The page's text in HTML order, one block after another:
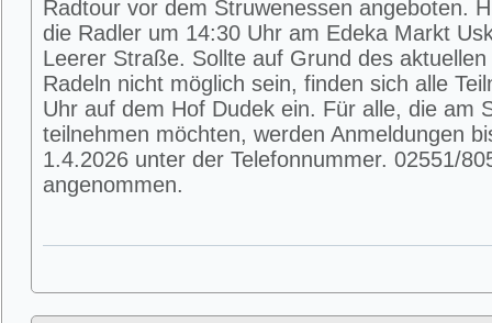
Radtour vor dem Struwenessen angeboten.
die Radler um 14:30 Uhr am Edeka Markt
Leerer Straße. Sollte auf Grund des
Radeln nicht möglich sein, finden sich alle
Uhr auf dem Hof Dudek ein. Für alle, die am
teilnehmen möchten, werden Anmeldungen
1.4.2026 unter der Telefonnummer. 02551/
angenommen.